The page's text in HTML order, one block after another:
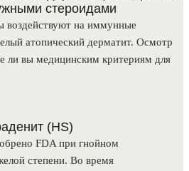
стероидами
воздействуют на иммунные
атопический дерматит. Осмотр
ли вы медицинским критериям для
(HS)
FDA при гнойном
степени. Во время